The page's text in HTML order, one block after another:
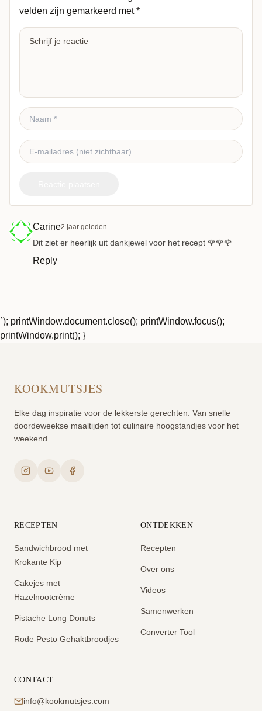
velden zijn gemarkeerd met*
Carine2 jaar geleden
Dit ziet er heerlijk uit dankjewel voor het recept 🌹🌹🌹
Reply
`); printWindow.document.close(); printWindow.focus();
printWindow.print(); }
KOOKMUTSJES
Elke dag inspiratie voor de lekkerste gerechten. Van snelle
doordeweekse maaltijden tot culinaire hoogstandjes voor het
weekend.
RECEPTEN
Sandwichbrood met
Krokante Kip
Cakejes met
Hazelnootcrème
Pistache Long Donuts
Rode Pesto Gehaktbroodjes
ONTDEKKEN
Recepten
Over ons
Videos
Samenwerken
Converter Tool
CONTACT
info@kookmutsjes.com